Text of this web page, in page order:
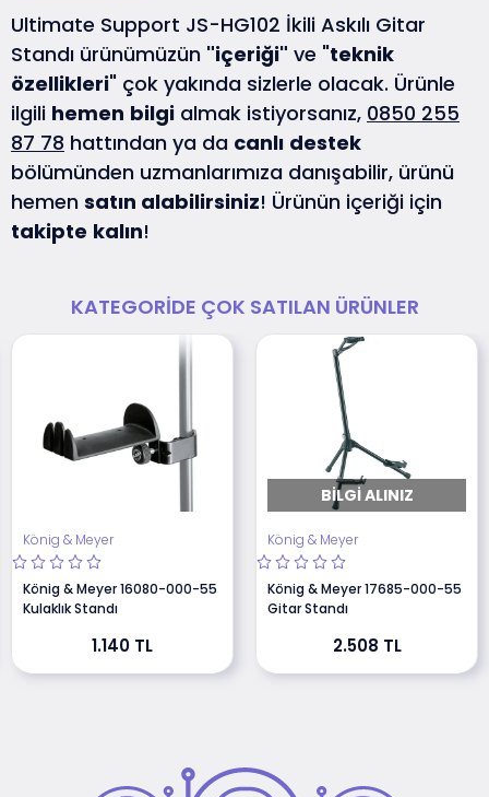
Ultimate Support JS-HG102 İkili Askılı Gitar
Standı ürünümüzün "içeriği" ve "teknik
özellikleri" çok yakında sizlerle olacak. Ürünle
ilgili hemen bilgi almak istiyorsanız, 0850 255
87 78 hattından ya da canlı destek
bölümünden uzmanlarımıza danışabilir, ürünü
hemen satın alabilirsiniz! Ürünün içeriği için
takipte kalın!
KATEGORIDE ÇOK SATILAN ÜRÜNLER
König & Meyer
König & Meyer 16080-000-55
Kulaklık Standı
1.140 TL
BILGI ALINIZ
König & Meyer
König & Meyer 17685-000-55
Gitar Standı
2.508 TL